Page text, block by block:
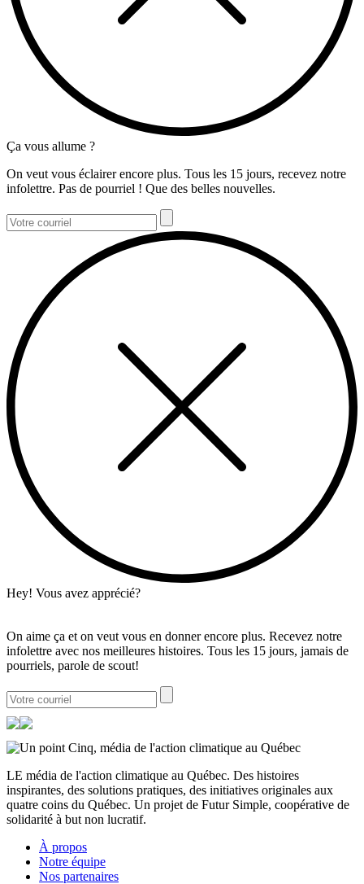
Ça vous allume ?
On veut vous éclairer encore plus. Tous les 15 jours, recevez notre
infolettre. Pas de pourriel ! Que des belles nouvelles.
Hey! Vous avez apprécié?
On aime ça et on veut vous en donner encore plus. Recevez notre
infolettre avec nos meilleures histoires. Tous les 15 jours, jamais de
pourriels, parole de scout!
LE média de l'action climatique au Québec. Des histoires
inspirantes, des solutions pratiques, des initiatives originales aux
quatre coins du Québec. Un projet de Futur Simple, coopérative de
solidarité à but non lucratif.
À propos
Notre équipe
Nos partenaires